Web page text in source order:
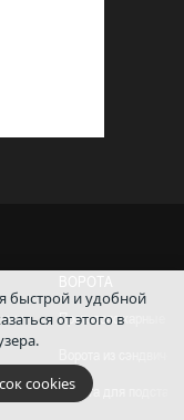
ВОРОТА
Противопожарные
Ворота для
быстрой и удобной
от этого в
cookies